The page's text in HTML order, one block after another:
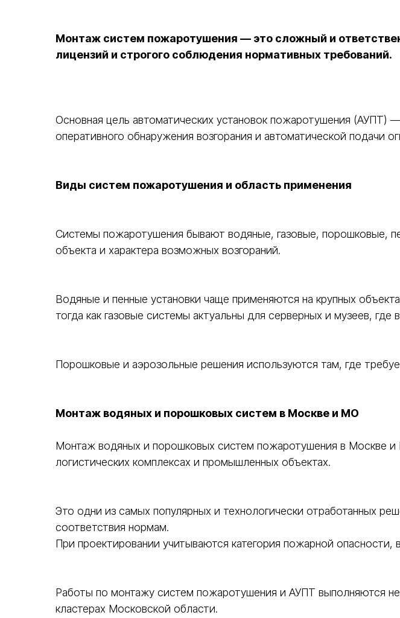
Монтаж систем пожаротушения — это сложный и
лицензий и строгого соблюдения нормативных требований.
Основная цель автоматических установок пожаротушения (АУПТ)
оперативного обнаружения возгорания и автоматической подачи
Виды систем пожаротушения и область применения
Системы пожаротушения бывают водяные, газовые, порошковые,
объекта и характера возможных возгораний.
Водяные и пенные установки чаще применяются на крупных
тогда как газовые системы актуальны для серверных и музеев,
Порошковые и аэрозольные решения используются там, где
Монтаж водяных и порошковых систем в Москве и МО
Монтаж водяных и порошковых систем пожаротушения в Москве и
логистических комплексах и промышленных объектах.
Это одни из самых популярных и технологически отработанных
соответствия нормам.
При проектировании учитываются категория пожарной
Работы по монтажу систем пожаротушения и АУПТ выполняются
кластерах Московской области.